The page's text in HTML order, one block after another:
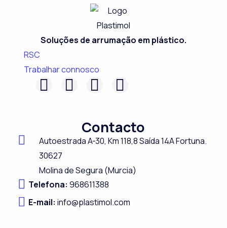
Soluções de arrumação em plástico.
RSC
Trabalhar connosco
F
e
b
o
o
k
L
k
e
d
i
n
I
t
a
g
r
a
Y
t
u
b
Contacto
Autoestrada A-30, Km 118,8Saída 14A Fortuna.
30627
Molina de Segura (Murcia)
Telefona:968611388
E-mail: info@plastimol.com